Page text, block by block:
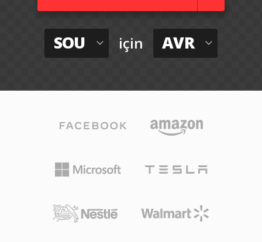
SOU için AVR